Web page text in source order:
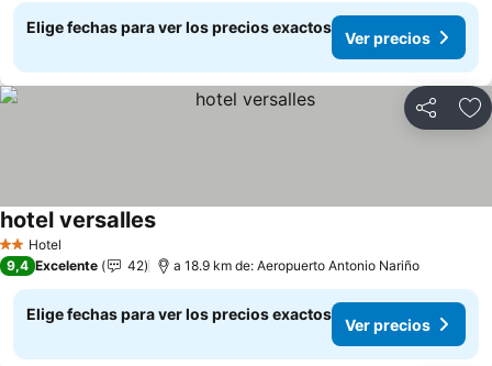
Elige fechas para ver los precios exactos
Ver precios
Compartir
2 Estrellas
Hotel
hotel versallesVer precios
9,4 Excelente 42 a 18.9 km de: Aeropuerto Antonio Nariño
Elige fechas para ver los precios exactos
Ver precios